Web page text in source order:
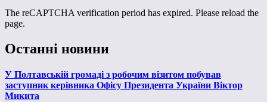
The reCAPTCHA verification period has expired. Please reload the
page.
Останні новини
У Полтавській громаді з робочим візитом побував
заступник керівника Офісу Президента України Віктор
Микита